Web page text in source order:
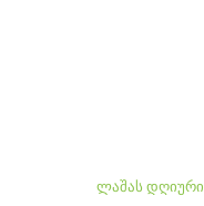
ლაშას დღიური